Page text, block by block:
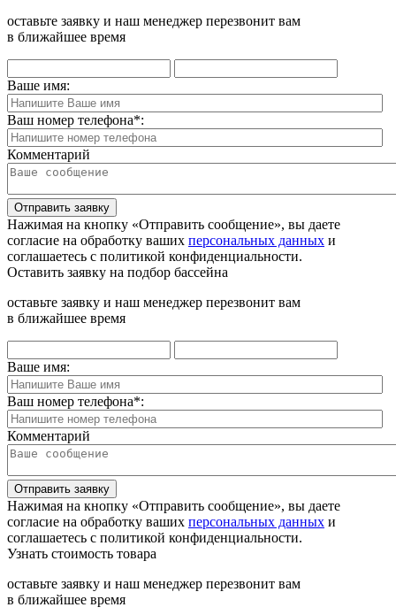
оставьте заявку и наш менеджер перезвонит вам
в ближайшее время
Ваше имя:
Ваш номер телефона*:
Комментарий
Отправить заявку
Нажимая на кнопку «Отправить сообщение», вы даете
согласие на обработку ваших персональных данных и
соглашаетесь с политикой конфиденциальности.
Оставить заявку на подбор бассейна
оставьте заявку и наш менеджер перезвонит вам
в ближайшее время
Ваше имя:
Ваш номер телефона*:
Комментарий
Отправить заявку
Нажимая на кнопку «Отправить сообщение», вы даете
согласие на обработку ваших персональных данных и
соглашаетесь с политикой конфиденциальности.
Узнать стоимость товара
оставьте заявку и наш менеджер перезвонит вам
в ближайшее время